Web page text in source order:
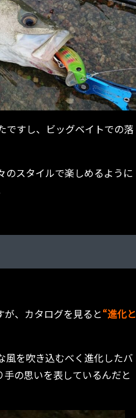
ですし、ビッグベイトでの落
のスタイルで楽しめるように
、カタログを見ると“進化と
風を吹き込むべく進化したバ
の思いを表しているんだと